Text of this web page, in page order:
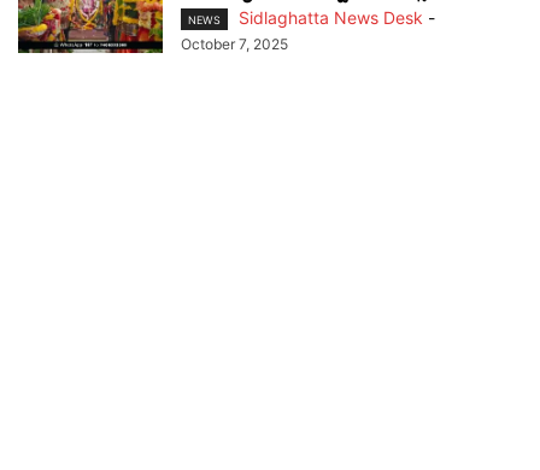
NEWS Sidlaghatta News Desk -
October 7, 2025